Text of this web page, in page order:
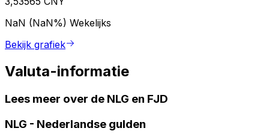
NaN (NaN%) Wekelijks
Bekijk grafiek
Valuta-informatie
Lees meer over de NLG en FJD
NLG - Nederlandse gulden